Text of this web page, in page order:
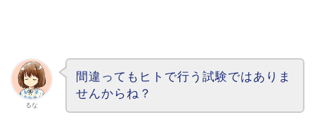
るな
間違ってもヒトで行う試験ではありま
せんからね？